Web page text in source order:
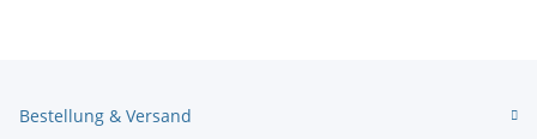
Bestellung & Versand